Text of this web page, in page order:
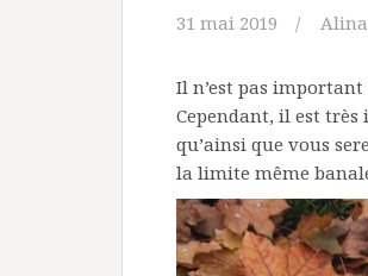
31 mai 2019 Alina
Il n’est pas important
Cependant, il est
qu’ainsi que vous
la limite même